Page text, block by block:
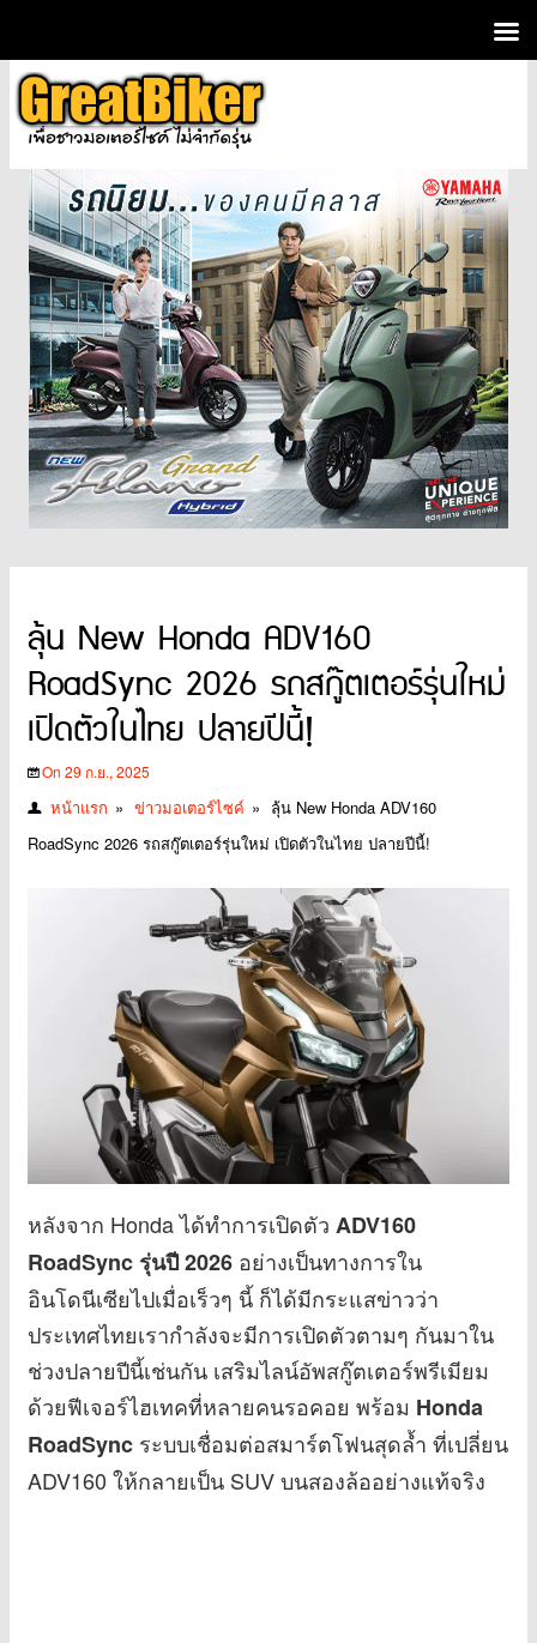
ลุ้น New Honda ADV160
RoadSync 2026 รถสกู๊ตเตอร์รุ่นใหม่
เปิดตัวในไทย ปลายปีนี้!
On 29 ก.ย., 2025
หน้าแรก » ข่าวมอเตอร์ไซค์ » ลุ้น New Honda ADV160
RoadSync 2026 รถสกู๊ตเตอร์รุ่นใหม่ เปิดตัวในไทย ปลายปีนี้!
หลังจาก Honda ได้ทำการเปิดตัว ADV160
RoadSync รุ่นปี 2026 อย่างเป็นทางการใน
อินโดนีเซียไปเมื่อเร็วๆ นี้ ก็ได้มีกระแสข่าวว่า
ประเทศไทยเรากำลังจะมีการเปิดตัวตามๆ กันมาใน
ช่วงปลายปีนี้เช่นกัน เสริมไลน์อัพสกู๊ตเตอร์พรีเมียม
ด้วยฟีเจอร์ไฮเทคที่หลายคนรอคอย พร้อม Honda
RoadSync ระบบเชื่อมต่อสมาร์ตโฟนสุดล้ำ ที่เปลี่ยน
ADV160 ให้กลายเป็น SUV บนสองล้ออย่างแท้จริง